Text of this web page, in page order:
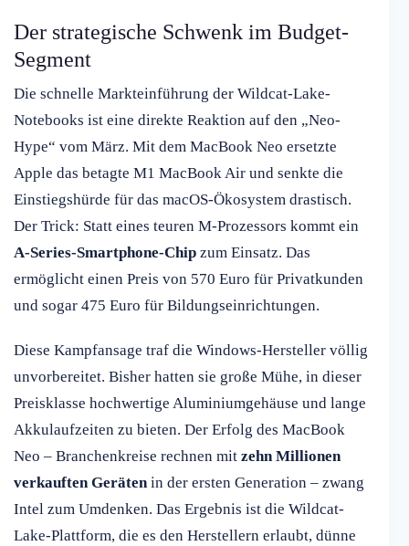
Der strategische Schwenk im Budget-
Segment
Die schnelle Markteinführung der Wildcat-Lake-
Notebooks ist eine direkte Reaktion auf den „Neo-
Hype“ vom März. Mit dem MacBook Neo ersetzte
Apple das betagte M1 MacBook Air und senkte die
Einstiegshürde für das macOS-Ökosystem drastisch.
Der Trick: Statt eines teuren M-Prozessors kommt ein
A-Series-Smartphone-Chip zum Einsatz. Das
ermöglicht einen Preis von 570 Euro für Privatkunden
und sogar 475 Euro für Bildungseinrichtungen.
Diese Kampfansage traf die Windows-Hersteller völlig
unvorbereitet. Bisher hatten sie große Mühe, in dieser
Preisklasse hochwertige Aluminiumgehäuse und lange
Akkulaufzeiten zu bieten. Der Erfolg des MacBook
Neo – Branchenkreise rechnen mit zehn Millionen
verkauften Gerätenin der ersten Generation – zwang
Intel zum Umdenken. Das Ergebnis ist die Wildcat-
Lake-Plattform, die es den Herstellern erlaubt, dünne